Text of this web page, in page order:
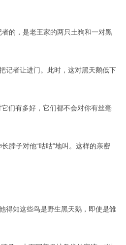
的，是老王家的两只土狗和一对黑
记者让进门。此时，这对黑天鹅低下
们有多好，它们都不会对你有丝毫
脖子对他“咕咕”地叫。这样的亲密
得知这些鸟是野生黑天鹅，即使是雏